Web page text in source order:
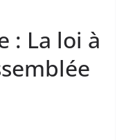
: La loi à